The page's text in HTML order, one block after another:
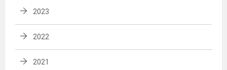
2023
2022
2021